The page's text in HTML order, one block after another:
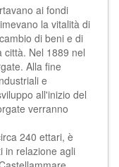
ai fondi
la vitalità di
di beni e di
Nel 1889 nel
Alla fine
e
all'inizio del
verranno
240 ettari, è
in relazione agli